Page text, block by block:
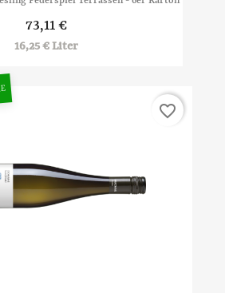
73,11 €
16,25 € Liter
favorite_border